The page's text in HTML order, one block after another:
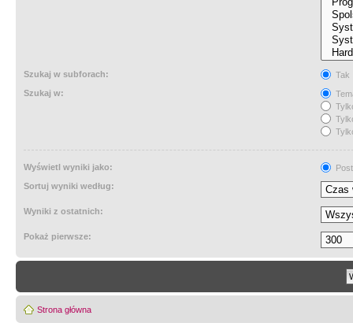
Szukaj w subforach:
Tak
Szukaj w:
Wyświetl wyniki jako:
Sortuj wyniki według:
Wyniki z ostatnich:
Pokaż pierwsze:
Strona główna